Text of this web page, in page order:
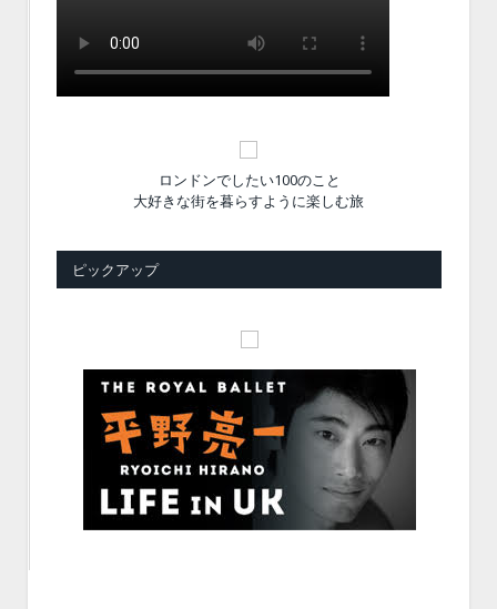
ロンドンでしたい100のこと
大好きな街を暮らすように楽しむ旅
ピックアップ